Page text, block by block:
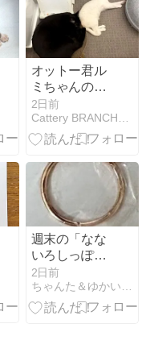
オットー君ル
ミちゃんのマ
マより
2日前
週末の「なな
いろしっぽ」
報告
2日前